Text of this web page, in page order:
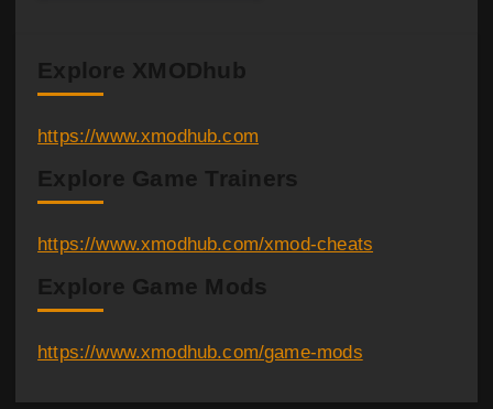
Explore XMODhub
https://www.xmodhub.com
Explore Game Trainers
https://www.xmodhub.com/xmod-cheats
Explore Game Mods
https://www.xmodhub.com/game-mods